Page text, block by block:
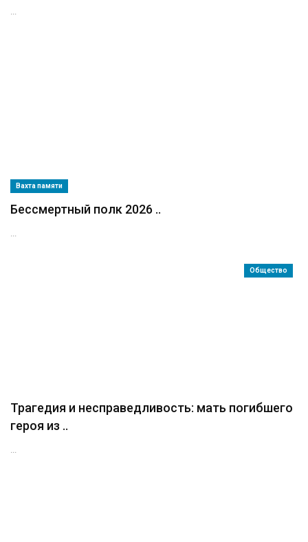
Вахта памяти
Бессмертный полк 2026 ..
Общество
Трагедия и несправедливость: мать погибшего
героя из ..